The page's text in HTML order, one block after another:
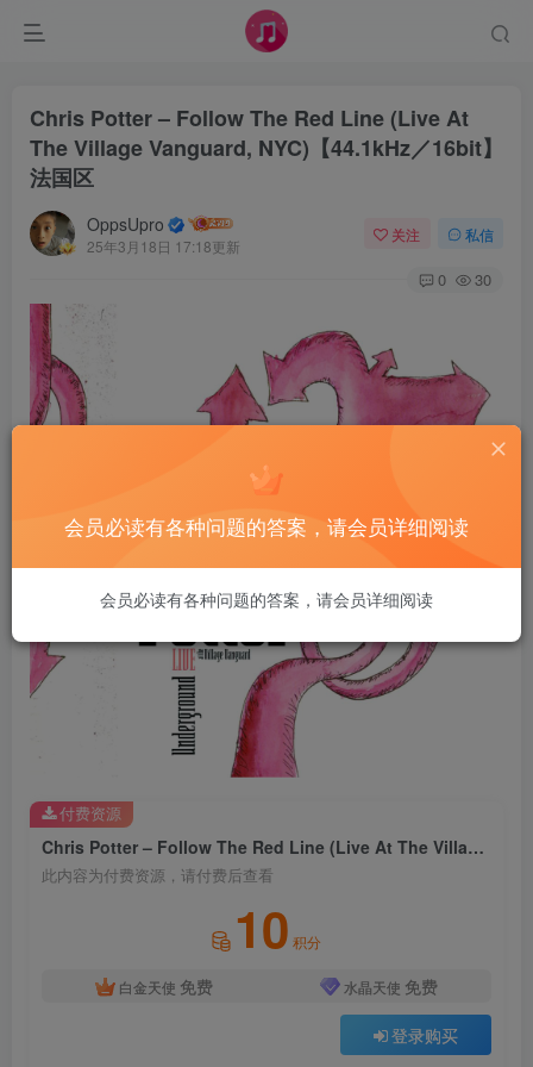
Chris Potter – Follow The Red Line (Live At
The Village Vanguard, NYC)【44.1kHz／16bit】
法国区
OppsUpro
25年3月18日 17:18更新
关注 私信
0 30
Chris Potter – Follow The Red Line (Live At The Village Vanguard, NYC)【44.1kHz／16bit】法国区
此内容为付费资源，请付费后查看
10 积分
白金天使 免费 水晶天使 免费
登录购买
付费资源
会员必读有各种问题的答案，请会员详细阅读
会员必读有各种问题的答案，请会员详细阅读